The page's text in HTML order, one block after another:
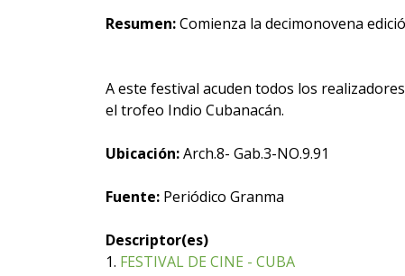
Resumen:Comienza la decimonovena
A este festival acuden todos los
el trofeo Indio Cubanacán.
Ubicación:Arch.8- Gab.3-NO.9.91
Fuente: Periódico Granma
Descriptor(es)
1. FESTIVAL DE CINE - CUBA